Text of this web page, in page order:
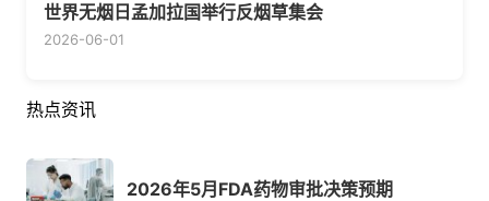
世界无烟日孟加拉国举行反烟草集会
2026-06-01
热点资讯
2026年5月FDA药物审批决策预期